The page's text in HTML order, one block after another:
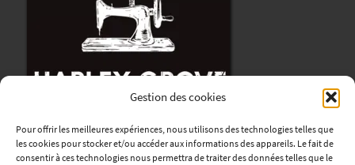
Gestion des cookies
Pour offrir les meilleures expériences, nous utilisons des technologies telles que
les cookies pour stocker et/ou accéder aux informations des appareils. Le fait de
consentir à ces technologies nous permettra de traiter des données telles que le